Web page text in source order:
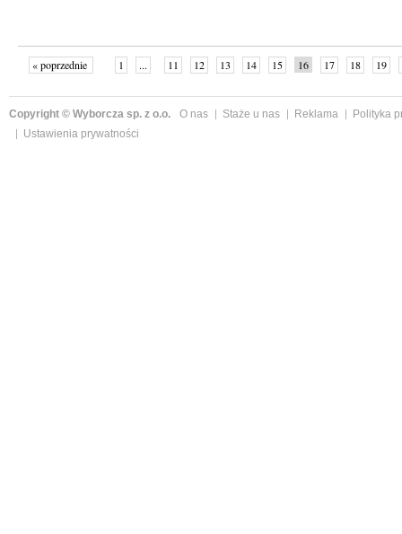
« poprzednie 1 ... 11 12 13 14 15 16 17 18 19
Copyright © Wyborcza sp. z o.o. O nas Staże u nas Reklama
Polityka
Ustawienia prywatności